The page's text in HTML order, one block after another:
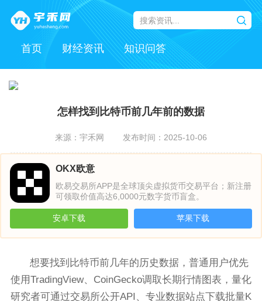
首页 财经资讯 知识问答
怎样找到比特币前几年前的数据
来源：宇禾网 发布时间：2025-10-06
OKX欧意
欧易交易所APP是全球顶尖虚拟货币交易平台；新注册
可领取价值高达6,0000元数字货币盲盒。
安卓下载 苹果下载
想要找到比特币前几年的历史数据，普通用户优先
使用TradingView、CoinGecko调取长期行情图表，量化
研究者可通过交易所公开API、专业数据站点下载批量K